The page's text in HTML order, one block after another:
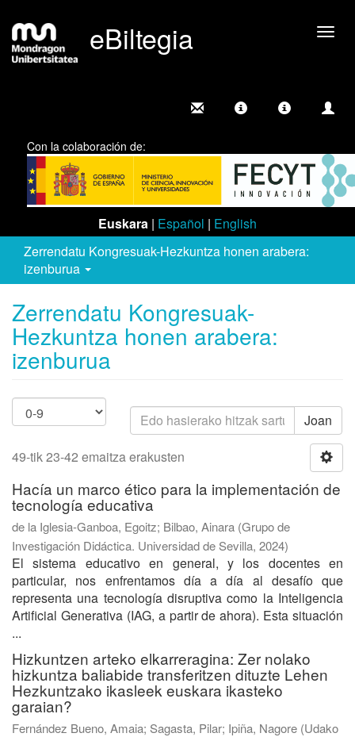
eBiltegia
Con la colaboración de:
Euskara | Español | English
Zerrendatu Kongresuak-Hezkuntza honen arabera:
izenburua
Zerrendatu Kongresuak-
Hezkuntza honen arabera:
izenburua
Joan
49-tik 23-42 emaitza erakusten
Hacía un marco ético para la implementación de
tecnología educativa
de la Iglesia-Ganboa, Egoitz; Bilbao, Ainara (Grupo de
Investigación Didáctica. Universidad de Sevilla, 2024)
El sistema educativo en general, y los docentes en
particular, nos enfrentamos día a día al desafío que
representa una tecnología disruptiva como la Inteligencia
Artificial Generativa (IAG, a partir de ahora). Esta situación
...
Hizkuntzen arteko elkarreragina: Zer nolako
hizkuntza baliabide transferitzen dituzte Lehen
Hezkuntzako ikasleek euskara ikasteko
garaian?
Fernández Bueno, Amaia; Sagasta, Pilar; Ipiña, Nagore (Udako